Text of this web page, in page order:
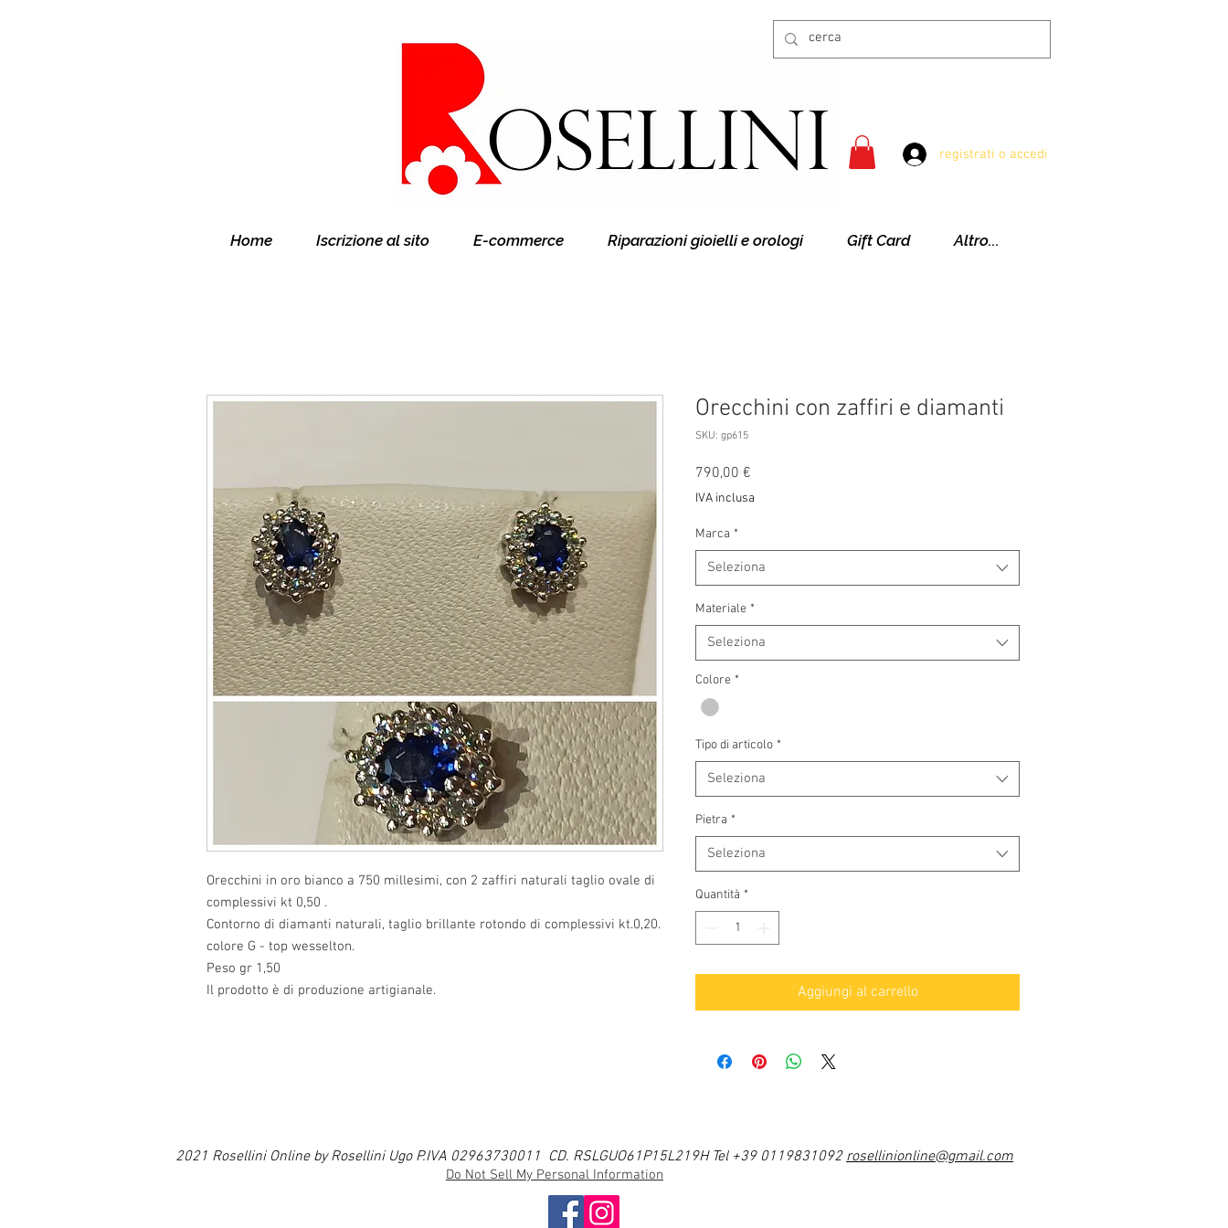
Gioielleria Rosellini
Rosellini online
registrati o accedi
Home Iscrizione al sito E-commerce Riparazioni gioielli e orologi Gift Card Altro...
Orecchini in oro bianco a 750 millesimi, con 2 zaffiri naturali taglio ovale di
complessivi kt 0,50 .
Contorno di diamanti naturali, taglio brillante rotondo di complessivi kt.0,20.
colore G - top wesselton.
Peso gr 1,50
Il prodotto è di produzione artigianale.
Orecchini con zaffiri e diamanti
SKU: gp615
790,00 €
IVA inclusa
Marca *
Seleziona
Materiale *
Seleziona
Colore *
Tipo di articolo *
Seleziona
Pietra *
Seleziona
Quantità *
Aggiungi al carrello
2021 Rosellini Online by Rosellini Ugo P.IVA 02963730011 CD. RSLGUO61P15L219H Tel +39 0119831092rosellinionline@gmail.com
Do Not Sell My Personal Information